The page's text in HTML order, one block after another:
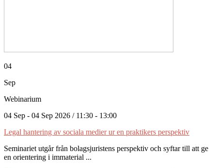
04
Sep
Webinarium
04 Sep - 04 Sep 2026 / 11:30 - 13:00
Legal hantering av sociala medier ur en praktikers perspektiv
Seminariet utgår från bolagsjuristens perspektiv och syftar till att ge
en orientering i immaterial ...